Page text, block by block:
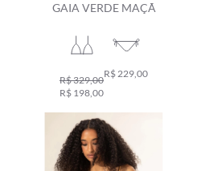
GAIA VERDE MAÇÃ
R$ 329,00
R$ 198,00
R$ 229,00